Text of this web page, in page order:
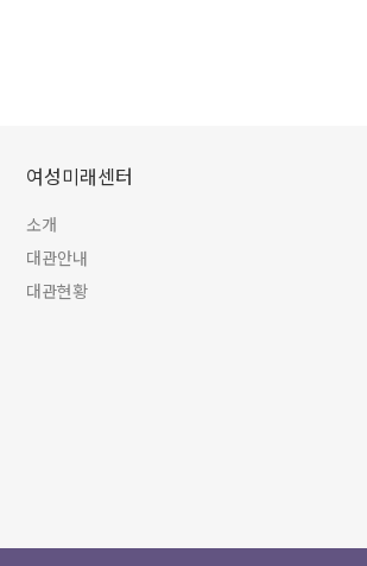
여성미래센터
소개
대관안내
대관현황